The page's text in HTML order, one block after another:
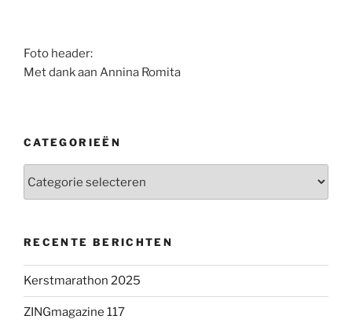
Foto header:
Met dank aan Annina Romita
CATEGORIEËN
RECENTE BERICHTEN
Kerstmarathon 2025
ZINGmagazine 117